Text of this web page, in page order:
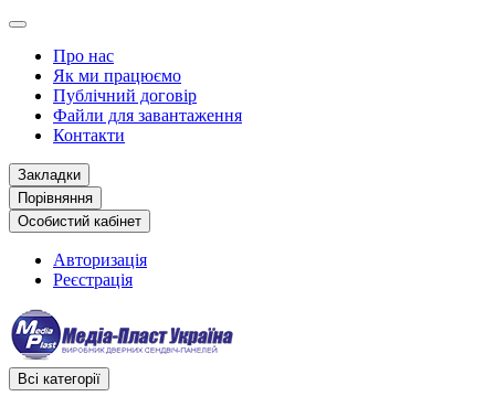
Про нас
Як ми працюємо
Публічний договір
Файли для завантаження
Контакти
Закладки
Порівняння
Особистий кабінет
Авторизація
Реєстрація
Всі категорії